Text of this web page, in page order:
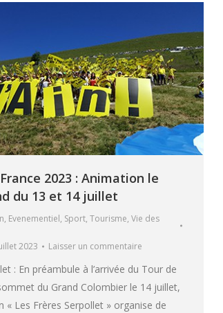
2023 : Animation le
du 13 et 14 juillet
, Evenementiel, Sport, Tourisme, Vie des
2023 Laisser un commentaire
: En préambule à l’arrivée du Tour de
du Grand Colombier le 14 juillet,
« Les Frères Serpollet » organise de